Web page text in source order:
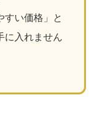
すい価格」と
に入れません